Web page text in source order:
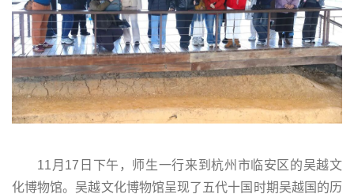
11月17日下午，师生一行来到杭州市临安区的吴越文
化博物馆。吴越文化博物馆呈现了五代十国时期吴越国的历